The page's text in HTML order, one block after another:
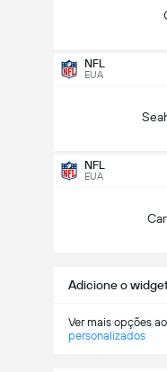
NFL
EUA
NFL
EUA
Adicione o
Ver mais opções ao
personalizados